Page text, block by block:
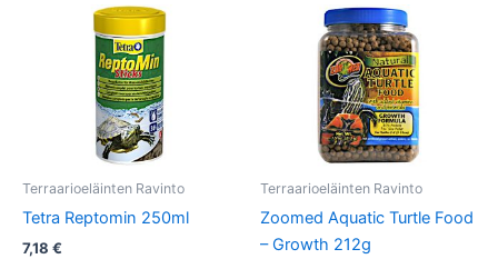
Terraarioeläinten Ravinto
Tetra Reptomin 250ml
7,18 €
Terraarioeläinten Ravinto
Zoomed Aquatic Turtle Food
– Growth 212g